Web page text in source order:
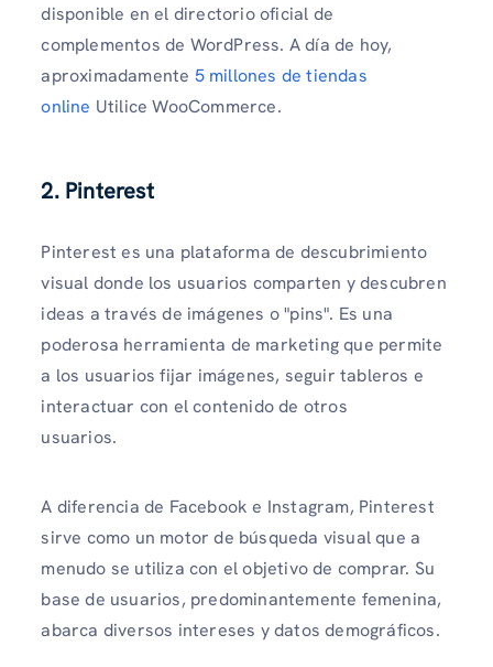
disponible en el directorio oficial de
complementos de WordPress. A día de hoy,
aproximadamente 5 millones de tiendas
online Utilice WooCommerce.
2. Pinterest
Pinterest es una plataforma de descubrimiento
visual donde los usuarios comparten y descubren
ideas a través de imágenes o "pins". Es una
poderosa herramienta de marketing que permite
a los usuarios fijar imágenes, seguir tableros e
interactuar con el contenido de otros
usuarios.
A diferencia de Facebook e Instagram, Pinterest
sirve como un motor de búsqueda visual que a
menudo se utiliza con el objetivo de comprar. Su
base de usuarios, predominantemente femenina,
abarca diversos intereses y datos demográficos.